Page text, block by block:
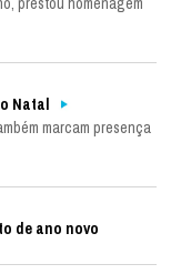
Natal
marcam presença
de ano novo